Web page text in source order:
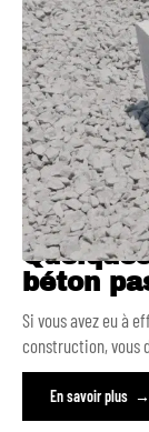
béton
Si vous avez eu à
construction, vous
En savoir plus